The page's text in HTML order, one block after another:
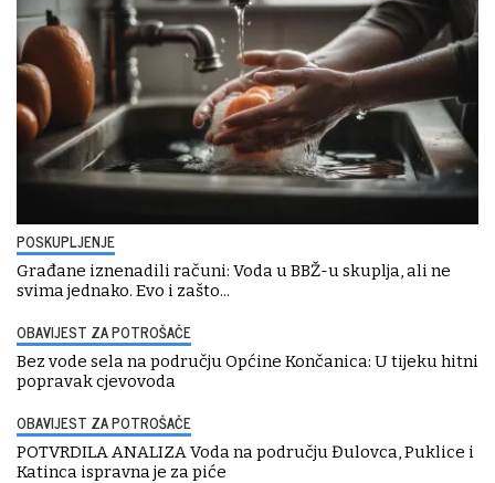
POSKUPLJENJE
Građane iznenadili računi: Voda u BBŽ-u skuplja, ali ne
svima jednako. Evo i zašto...
OBAVIJEST ZA POTROŠAČE
Bez vode sela na području Općine Končanica: U tijeku hitni
popravak cjevovoda
OBAVIJEST ZA POTROŠAČE
POTVRDILA ANALIZA Voda na području Đulovca, Puklice i
Katinca ispravna je za piće